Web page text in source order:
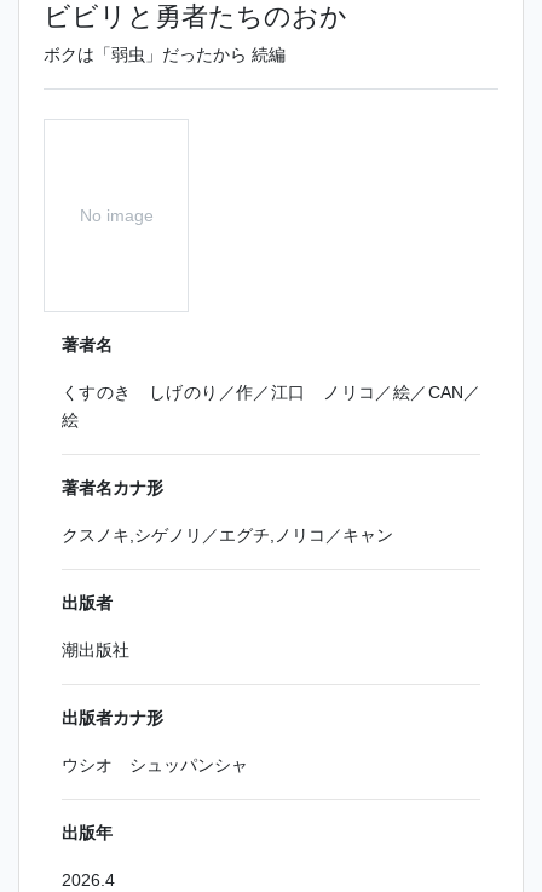
ビビリと勇者たちのおか
ボクは「弱虫」だったから 続編
No image
著者名
くすのき しげのり／作／江口 ノリコ／絵／CAN／
絵
著者名カナ形
クスノキ,シゲノリ／エグチ,ノリコ／キャン
出版者
潮出版社
出版者カナ形
ウシオ シュッパンシャ
出版年
2026.4